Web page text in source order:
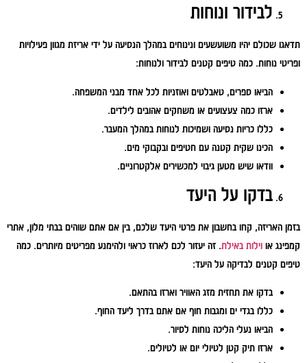
לבידור ונוחות
תדאגו שכולם יהיו משועשעים ונינוחים במהלך הנסיעה על ידי אריזת מגוון פעילויות
ופריטי נוחות. כמה טיפים קטנים לבידור ולנוחות:
הביאו ספרים, טאבלטים ואוזניות לכל אחד מבני המשפחה.
ארזו כמה צעצועים או משחקים אהובים לילדים.
כללו כריות נסיעה ושמיכות לנוחות במהלך המעבר.
הכינו שקית קטנה עם חטיפים ובקבוקי מים.
וודאו שיש מטען גיבוי למכשירים אלקטרוניים.
בדקו על היעד
בזמן האריזה, קחו בחשבון את פרטי היעד שלכם, בין אם אתם שוהים בבתי מלון, אתרי
קמפינג או וילות באילת. זה יעזור לכם לארוז כראוי ולהימנע מפריטים מיותרים. כמה
טיפים קטנים לבדיקה על היעד:
בדקו את תחזית מזג האוויר וארזו בהתאם.
כללו בגדי ים ומגבות חוף אם אתם בדרך ליעד החוף.
הביאו נעלי הליכה נוחות לסיור.
ארזו תיק קטן לטיולי יום או לטיולים.